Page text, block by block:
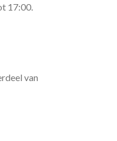
17:00.
van